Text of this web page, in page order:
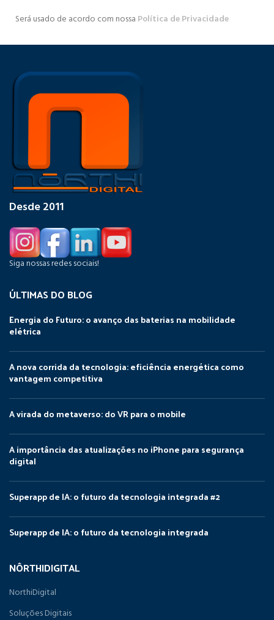
Será usado de acordo com nossa Política de Privacidade
Desde 2011
Siga nossas redes sociais!
ÚLTIMAS DO BLOG
Energia do Futuro: o avanço das baterias na mobilidade
elétrica
A nova corrida da tecnologia: eficiência energética como
vantagem competitiva
A virada do metaverso: do VR para o mobile
A importância das atualizações no iPhone para segurança
digital
Superapp de IA: o futuro da tecnologia integrada #2
Superapp de IA: o futuro da tecnologia integrada
NÔRTHIDIGITAL
NorthiDigital
Soluções Digitais